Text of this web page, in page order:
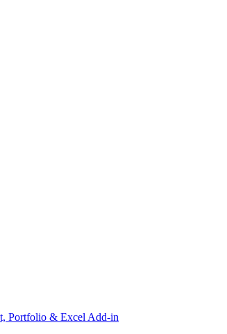
Portfolio & Excel Add-in